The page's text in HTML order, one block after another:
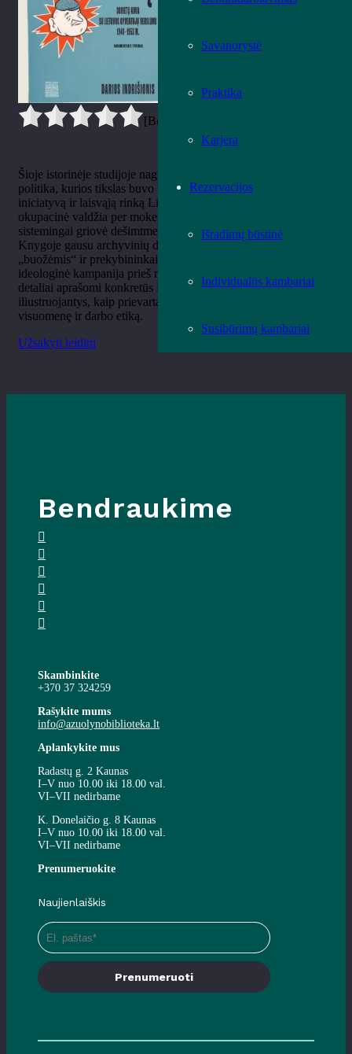
Savanorystė
Praktika
Karjera
Rezervacijos
Išradimų būstinė
Individualūs kambariai
Susibūrimų kambariai
[Bendrai:
Šioje istorinėje studijoje nagrinėjama Sovietų Sąjungos vykdyta
politika, kurios tikslas buvo visiškai sunaikinti privačią
iniciatyvą ir laisvąją rinką Lietuvoje. Autoriai atskleidžia, kaip
okupacinė valdžia per mokesčius, nacionalizaciją ir represijas
sistemingai griovė dešimtmečius kurtą šalies ekonominį pamatą.
Knygoje gausu archyvinių dokumentų, įrodančių, kad kova su
„buožėmis“ ir prekybininkais buvo ne tik ekonominė, bet ir
ideologinė kampanija prieš nepriklausomą mąstymą. Leidinyje
detaliai aprašomi konkretūs Lietuvos gyventojų likimai,
iliustruojantys, kaip prievarta diegiama kolektyvizacija keitė
visuomenę ir darbo etiką.
Užsakyti leidinį
Bendraukime
Skambinkite
+370 37 324259
Rašykite mums
info@azuolynobiblioteka.lt
Aplankykite mus
Radastų g. 2 Kaunas
I–V nuo 10.00 iki 18.00 val.
VI–VII nedirbame
K. Donelaičio g. 8 Kaunas
I–V nuo 10.00 iki 18.00 val.
VI–VII nedirbame
Prenumeruokite
Naujienlaiškis
Prenumeruoti